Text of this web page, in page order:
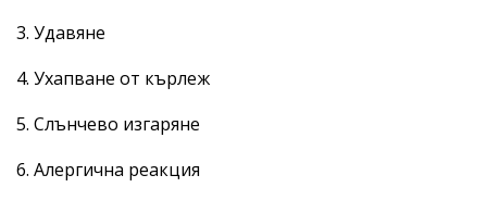
3. Удавяне
4. Ухапване от кърлеж
5. Слънчево изгаряне
6. Алергична реакция